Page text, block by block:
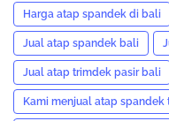
Harga atap spandek di bali
Jual atap spandek bali
Jual atap trimdek pasir bali
Kami menjual atap